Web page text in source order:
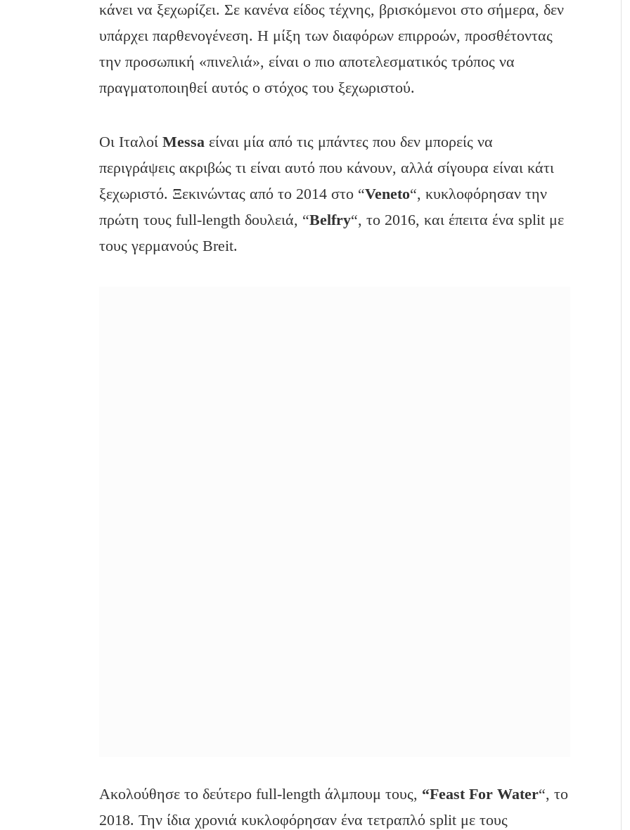
κάνει να ξεχωρίζει. Σε κανένα είδος τέχνης, βρισκόμενοι στο σήμερα, δεν
υπάρχει παρθενογένεση. Η μίξη των διαφόρων επιρροών, προσθέτοντας
την προσωπική «πινελιά», είναι ο πιο αποτελεσματικός τρόπος να
πραγματοποιηθεί αυτός ο στόχος του ξεχωριστού.
Οι ΙταλοίMessa είναι μία από τις μπάντες που δεν μπορείς να
περιγράψεις ακριβώς τι είναι αυτό που κάνουν, αλλά σίγουρα είναι κάτι
ξεχωριστό. Ξεκινώντας από το 2014 στο “Veneto“, κυκλοφόρησαν την
πρώτη τους full-length δουλειά, “Belfry“, το 2016, και έπειτα ένα split με
τους γερμανούς Breit.
Ακολούθησε το δεύτερο full-length άλμπουμ τους, “Feast For Water“, το
2018. Την ίδια χρονιά κυκλοφόρησαν ένα τετραπλό split με τους